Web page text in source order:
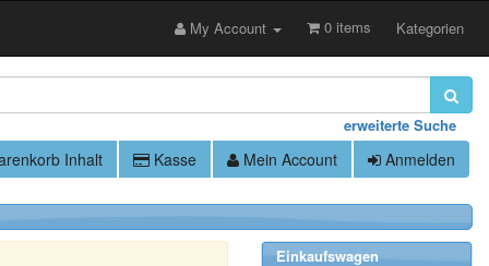
erweiterte Suche
Inhalt Kasse Mein Account Anmelden
Einkaufswagen
My Account 0 items Kategorien